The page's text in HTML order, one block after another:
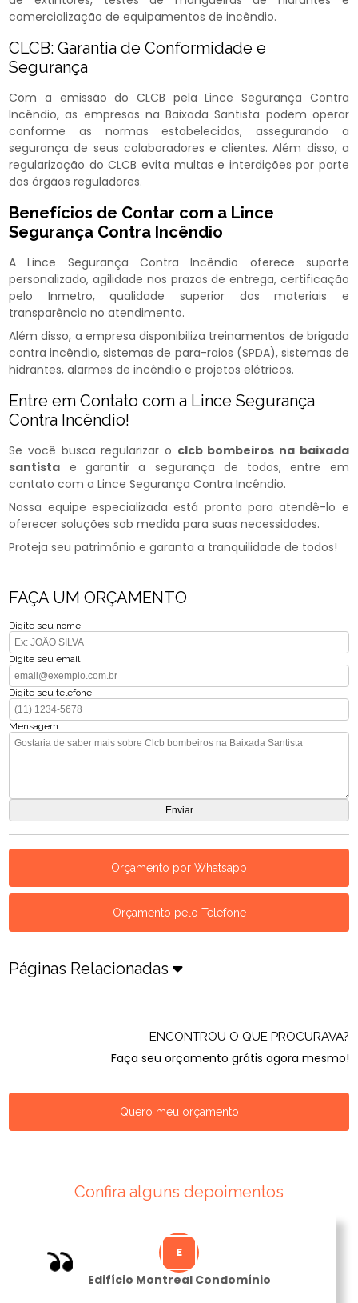
comercialização de equipamentos de incêndio.
CLCB: Garantia de Conformidade e
Segurança
Com a emissão do CLCB pela Lince Segurança Contra
Incêndio, as empresas na Baixada Santista podem operar
conforme as normas estabelecidas, assegurando a
segurança de seus colaboradores e clientes. Além disso, a
regularização do CLCB evita multas e interdições por parte
dos órgãos reguladores.
Benefícios de Contar com a Lince
Segurança Contra Incêndio
A Lince Segurança Contra Incêndio oferece suporte
personalizado, agilidade nos prazos de entrega, certificação
pelo Inmetro, qualidade superior dos materiais e
transparência no atendimento.
Além disso, a empresa disponibiliza treinamentos de brigada
contra incêndio, sistemas de para-raios (SPDA), sistemas de
hidrantes, alarmes de incêndio e projetos elétricos.
Entre em Contato com a Lince Segurança
Contra Incêndio!
Se você busca regularizar o clcb bombeiros na baixada
santista e garantir a segurança de todos, entre em
contato com a Lince Segurança Contra Incêndio.
Nossa equipe especializada está pronta para atendê-lo e
oferecer soluções sob medida para suas necessidades.
Proteja seu patrimônio e garanta a tranquilidade de todos!
FAÇA UM ORÇAMENTO
Digite seu nome
Digite seu email
Digite seu telefone
Mensagem
Orçamento por Whatsapp
Orçamento pelo Telefone
Páginas Relacionadas
ENCONTROU O QUE PROCURAVA?
Faça seu orçamento grátis agora mesmo!
Quero meu orçamento
Confira alguns depoimentos
Edifício Montreal Condomínio